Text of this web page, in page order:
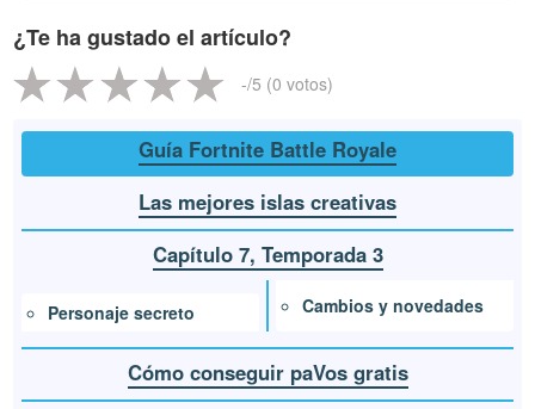
¿Te ha gustado el artículo?
-/5 (0 votos)
Guía Fortnite Battle Royale
Las mejores islas creativas
Capítulo 7, Temporada 3
Personaje secreto Cambios y novedades
Cómo conseguir paVos gratis